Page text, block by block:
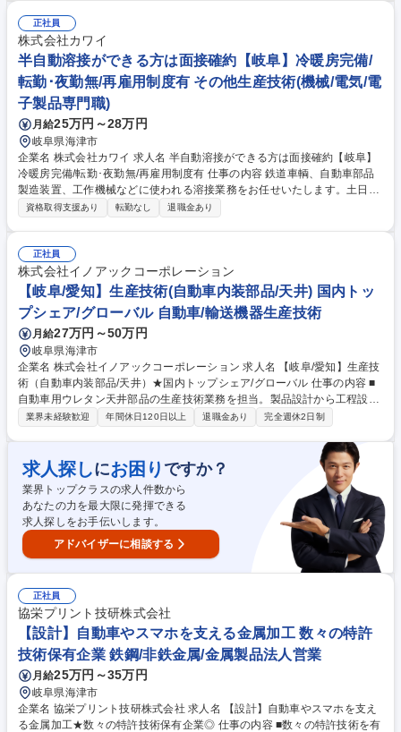
の指導、工程の最適化 ■在庫管理および資材・部品調達の調整 ■生産品質
の維持向上、問題発生時の原因分析と対策 ■生産性向上のためのデータ分
析、報告書作成 ■営業や製造現場など各部門間の調整・連携 【入社後の流
れ】まずは先輩社員と一緒に業務を行い、当社の仕事の流れを学んでいた
だきます。 募集職種 転勤･夜勤無/独身寮有【岐阜/生産管理】金属加工経
験を活かす/鉄道車両に採用
正社員
株式会社カワイ
半自動溶接ができる方は面接確約【岐阜】冷暖房完備/
転勤･夜勤無/再雇用制度有 その他生産技術(機械/電気/電
子製品専門職)
月給25万円～28万円
岐阜県海津市
企業名 株式会社カワイ 求人名 半自動溶接ができる方は面接確約【岐阜】
冷暖房完備/転勤･夜勤無/再雇用制度有 仕事の内容 鉄道車輌、自動車部品
製造装置、工作機械などに使われる溶接業務をお任せいたします。土日休/
日勤のみ/転勤無/冷暖房完備で働きやすい環境です。再雇用制度が整って
で高い機密・水密性を要する溶接は他にはない仕事です。日本車輛製造
様、三菱重工様など大手メーカーが顧客。依頼に合わせて柔軟に対応し、
幅広い業務に関わることができます 【通勤可能エリア】海津市は愛知県と
隣接しており、稲沢市、一宮市、津島市から通勤している方がいらっしゃ
います（車で30分圏内） 募集職種 半自動溶接ができる方は面接確約【岐
阜】冷暖房完備/転勤･夜勤無/再雇用制度有
資格取得支援あり 転勤なし 退職金あり
正社員
株式会社イノアックコーポレーション
【岐阜/愛知】生産技術(自動車内装部品/天井) 国内トッ
プシェア/グローバル 自動車/輸送機器生産技術
月給27万円～50万円
岐阜県海津市
企業名 株式会社イノアックコーポレーション 求人名 【岐阜/愛知】生産技
術（自動車内装部品/天井）★国内トップシェア/グローバル 仕事の内容 ■
自動車用ウレタン天井部品の生産技術業務を担当。製品設計から工程設
計、量産立上げまで一貫して関わり、次世代製品開発や環境対応にも携わ
設計（外周・裏面形状）および工程設計 ■設備関連：金型・治具の手配、
生産条件の設定、成形トライおよび不良対策 ■改善業務：現場課題の分析
と真因追及による品質改善・不良率低減 ■開発業務：次世代天井の性能・
軽量化・コスト改善、環境対応素材の検討 ※自動車業界の変革期における
新車ニーズの需要に紐づくやりがいのある仕事です。 募集職種 【岐阜/愛
知】生産技術（自動車内装部品/天井）★国内トップシェア/グローバル
業界未経験歓迎 年間休日120日以上 退職金あり 完全週休2日制
求人探しにお困り ですか？
業界トップクラスの求人件数から
あなたの力を最大限に発揮できる
求人探しをお手伝いします。
アドバイザーに相談する
正社員
協栄プリント技研株式会社
【設計】自動車やスマホを支える金属加工 数々の特許
技術保有企業 鉄鋼/非鉄金属/金属製品法人営業
月給25万円～35万円
岐阜県海津市
企業名 協栄プリント技研株式会社 求人名 【設計】自動車やスマホを支え
る金属加工★数々の特許技術保有企業◎ 仕事の内容 ■数々の特許技術を有